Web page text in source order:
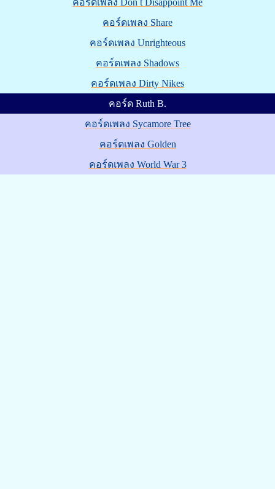
คอร์ดเพลง Don t Disappoint Me
คอร์ดเพลง Share
คอร์ดเพลง Unrighteous
คอร์ดเพลง Shadows
คอร์ดเพลง Dirty Nikes
คอร์ด Ruth B.
คอร์ดเพลง Sycamore Tree
คอร์ดเพลง Golden
คอร์ดเพลง World War 3